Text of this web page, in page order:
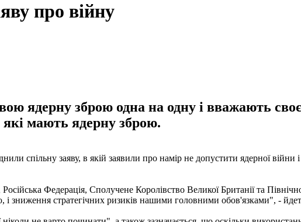
про війну
ядерну зброю одна на одну і вважають
мають ядерну зброю.
спільну заяву, в якій заявили про намір не допустити ядерної війни
Федерація, Сполучене Королівство Великої Британії та
зниження стратегічних ризиків нашими головними обов'язками", -